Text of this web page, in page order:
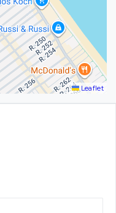
Leaflet